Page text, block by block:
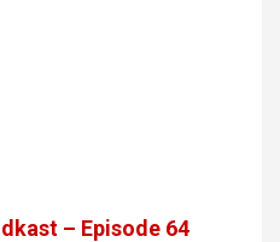
– Episode 64